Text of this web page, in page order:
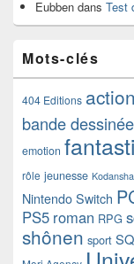
Eubben dans Test
Mots-clés
404 Editions action
bande dessinée
emotion
rôle jeunesse Kodansha
Nintendo Switch
PS5 roman RPG
shônen sport